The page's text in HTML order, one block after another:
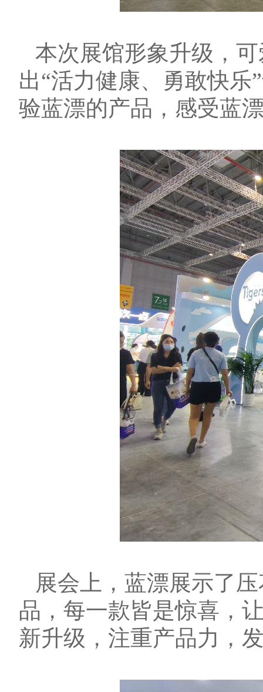
本次展馆形象升级，
出“活力健康、勇敢快
验蓝漂的产品，感受蓝
展会上，蓝漂展示了
品，每一款皆是惊喜，
新升级，注重产品力，